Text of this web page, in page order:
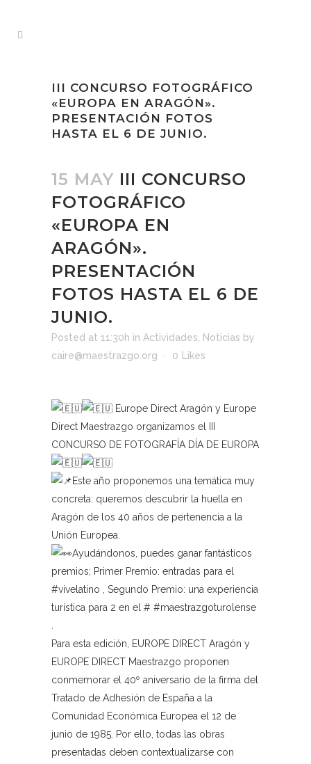
III CONCURSO FOTOGRÁFICO
«EUROPA EN ARAGÓN».
PRESENTACIÓN FOTOS
HASTA EL 6 DE JUNIO.
15 MAY III CONCURSO
FOTOGRÁFICO
«EUROPA EN
ARAGÓN».
PRESENTACIÓN
FOTOS HASTA EL 6 DE
JUNIO.
Posted at 11:30h in Actividades Noticias by
caire@maestrazgo.org
0 Likes
Europe Direct Aragón y Europe
Direct Maestrazgo organizamos el III
CONCURSO DE FOTOGRAFÍA DÍA DE EUROPA
Este año proponemos una temática muy
concreta: queremos descubrir la huella en
Aragón de los 40 años de pertenencia a la
Unión Europea.
Ayudándonos, puedes ganar fantásticos
premios; Primer Premio: entradas para el
#vivelatino , Segundo Premio: una experiencia
turística para 2 en el # #maestrazgoturolense
Para esta edición, EUROPE DIRECT Aragón y
EUROPE DIRECT Maestrazgo proponen
conmemorar el 40º aniversario de la firma del
Tratado de Adhesión de España a la
Comunidad Económica Europea el 12 de
junio de 1985. Por ello, todas las obras
presentadas deben contextualizarse con